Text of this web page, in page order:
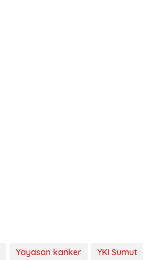
Yayasan kanker YKI Sumut